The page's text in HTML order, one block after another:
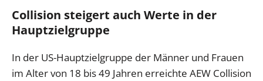
Collision steigert auch Werte in der
Hauptzielgruppe
In der US-Hauptzielgruppe der Männer und Frauen
im Alter von 18 bis 49 Jahren erreichte AEW Collision